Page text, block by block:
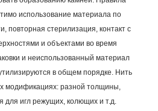
использование материала по
повторная стерилизация, контакт с
и объектами во время
и неиспользованный материал
в общем порядке. Нить
модификациях: разной толщины,
для игл режущих, колющих и т.д.